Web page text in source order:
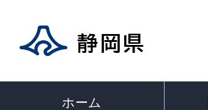
ホーム